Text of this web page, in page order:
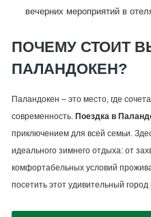
вечерних мероприятий в
ПОЧЕМУ СТОИТ
ПАЛАНДОКЕН?
Паландокен – это место, где
современность. Поездка в
приключением для всей семьи.
идеального зимнего отдыха: от
комфортабельных условий
посетить этот удивительный